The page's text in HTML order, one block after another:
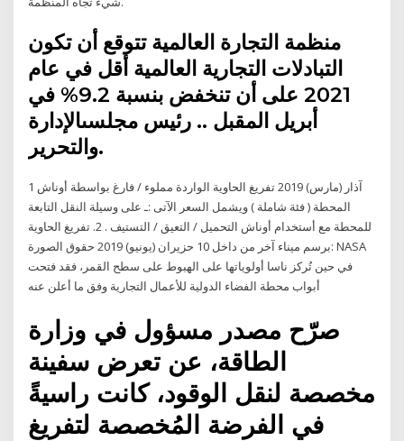
منظمة التجارة العالمية تتوقع أن تكون
التبادلات التجارية العالمية أقل في عام
2021 على أن تنخفض بنسبة 9.2% في
أبريل المقبل .. رئيس مجلسىالإدارة
والتحرير.
1 آذار (مارس) 2019 تفريغ الحاوية الواردة مملوء / فارغ بواسطة أوناش
المحطة ( فئة شاملة ) ويشمل السعر الآتى :ـ على وسيلة النقل التابعة
للمحطة مع أستخدام أوناش التحميل / التعيق / التستيف . 2. تفريغ الحاوية
برسم ميناء آخر من داخل 10 حزيران (يونيو) 2019 حقوق الصورة: NASA
في حين تُركز ناسا أولوياتها على الهبوط على سطح القمر، فقد فتحت
صرّح مصدر مسؤول في وزارة
الطاقة، عن تعرض سفينة
مخصصة لنقل الوقود، كانت راسيةً
في الفرضة المُخصصة لتفريغ